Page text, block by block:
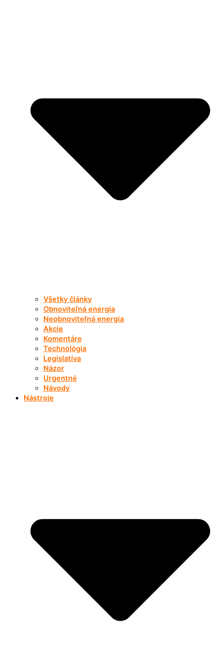
Všetky články
Obnoviteľná energia
Neobnoviteľná energia
Akcie
Komentáre
Technológia
Legislatíva
Názor
Urgentné
Návody
Nástroje